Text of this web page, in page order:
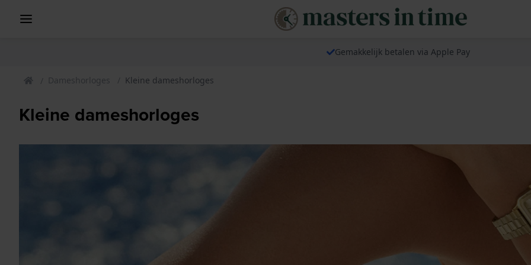
Gemakkelijk betalen via Apple Pay
Dameshorloges Kleine dameshorloges
Kleine dameshorloges